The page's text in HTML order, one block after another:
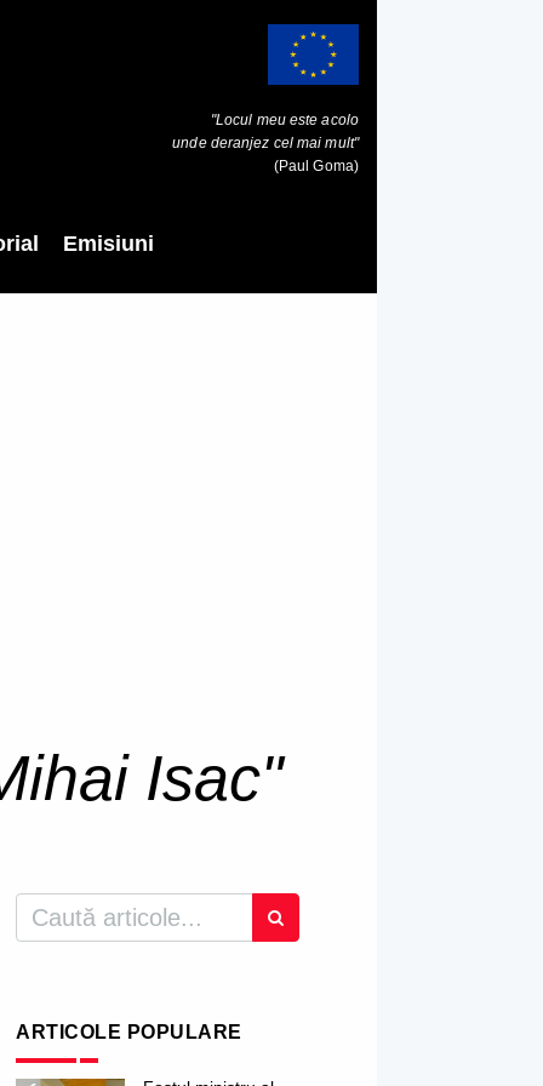
"Locul meu este acolo
unde deranjez cel mai mult"
(Paul Goma)
Emisiuni
Isac"
ARTICOLE POPULARE